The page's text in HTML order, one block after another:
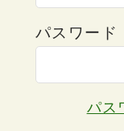
パスワード
パス